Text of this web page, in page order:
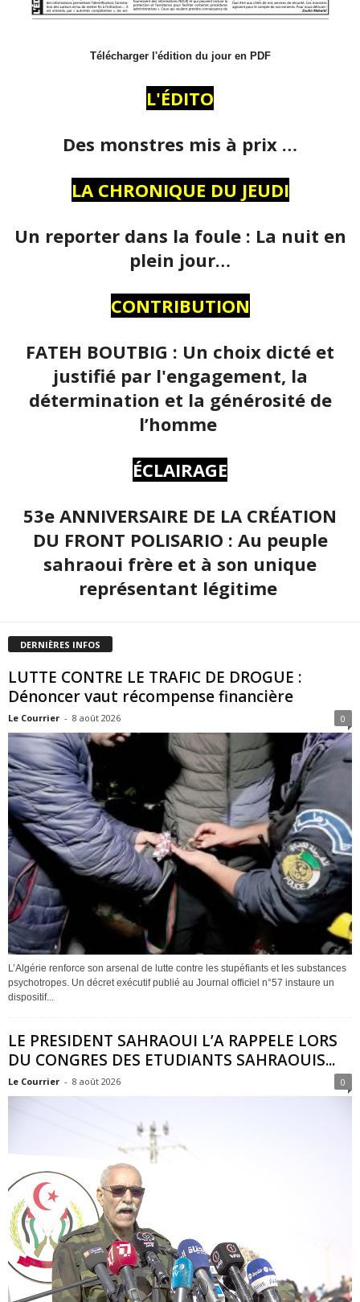
Télécharger l'édition du jour en PDF
L'ÉDITO
Des monstres mis à prix …
LA CHRONIQUE DU JEUDI
Un reporter dans la foule : La nuit en
plein jour…
CONTRIBUTION
FATEH BOUTBIG : Un choix dicté et
justifié par l'engagement, la
détermination et la générosité de
l’homme
ÉCLAIRAGE
53e ANNIVERSAIRE DE LA CRÉATION
DU FRONT POLISARIO : Au peuple
sahraoui frère et à son unique
représentant légitime
DERNIÈRES INFOS
LUTTE CONTRE LE TRAFIC DE DROGUE :
Dénoncer vaut récompense financière
Le Courrier - 8 août 2026 0
L’Algérie renforce son arsenal de lutte contre les stupéfiants et les substances
psychotropes. Un décret exécutif publié au Journal officiel n°57 instaure un
dispositif...
LE PRESIDENT SAHRAOUI L’A RAPPELE LORS
DU CONGRES DES ETUDIANTS SAHRAOUIS...
Le Courrier - 8 août 2026 0